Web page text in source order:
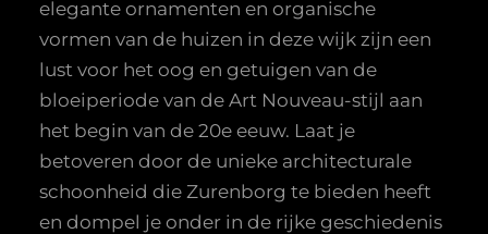
elegante ornamenten en organische
vormen van de huizen in deze wijk zijn een
lust voor het oog en getuigen van de
bloeiperiode van de Art Nouveau-stijl aan
het begin van de 20e eeuw. Laat je
betoveren door de unieke architecturale
schoonheid die Zurenborg te bieden heeft
en dompel je onder in de rijke geschiedenis